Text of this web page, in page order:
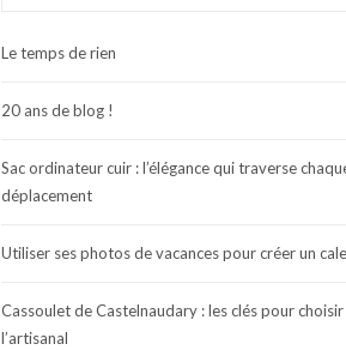
Le temps de rien
20 ans de blog !
Sac ordinateur cuir : l’élégance qui traverse
déplacement
Utiliser ses photos de vacances pour créer un
Cassoulet de Castelnaudary : les clés pour choisir
l’artisanal